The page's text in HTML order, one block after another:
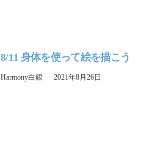
8/11 身体を使って絵を描こう
Harmony白銀 2021年8月26日